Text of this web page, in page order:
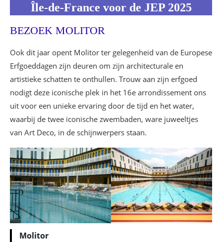
Île-de-France voor de JEP 2025
BEZOEK MOLITOR
Ook dit jaar opent Molitor ter gelegenheid van de Europese
Erfgoeddagen zijn deuren om zijn architecturale en
artistieke schatten te onthullen. Trouw aan zijn erfgoed
nodigt deze iconische plek in het 16e arrondissement ons
uit voor een unieke ervaring door de tijd en het water,
waarbij de twee iconische zwembaden, ware juweeltjes
van Art Deco, in de schijnwerpers staan.
Molitor